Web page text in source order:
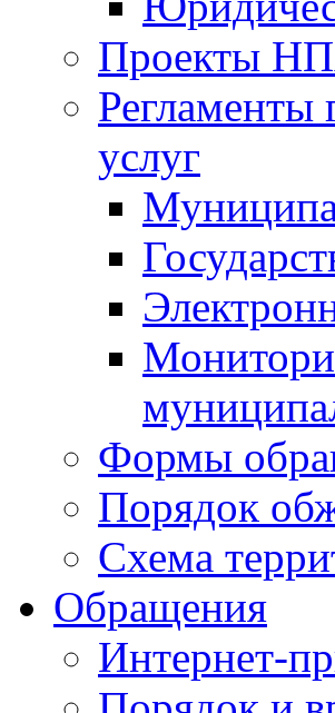
Проекты
Регламенты
услуг
Формы
Порядок
Схема
Обращения
Интернет-